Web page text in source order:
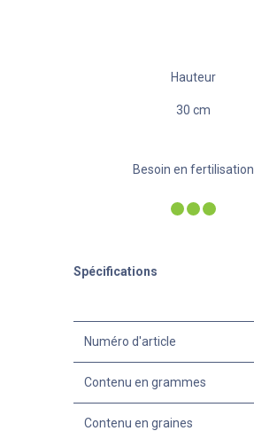
Hauteur
30 cm
Besoin en fertilisation
Spécifications
Numéro d'article
Contenu en grammes
Contenu en graines